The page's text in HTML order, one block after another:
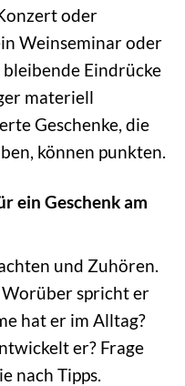
oder
Weinseminar oder
Eindrücke
materiell
Geschenke, die
können punkten.
ein Geschenk am
und Zuhören.
Worüber spricht er
hat er im Alltag?
er? Frage
nach Tipps.